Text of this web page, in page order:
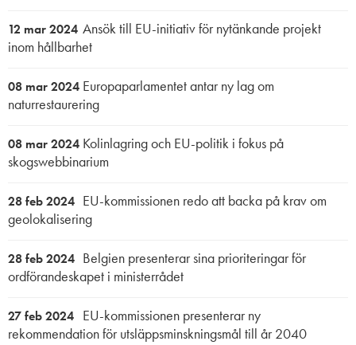
12 mar 2024 Ansök till EU-initiativ för nytänkande projekt
inom hållbarhet
08 mar 2024 Europaparlamentet antar ny lag om
naturrestaurering
08 mar 2024 Kolinlagring och EU-politik i fokus på
skogswebbinarium
28 feb 2024 EU-kommissionen redo att backa på krav om
geolokalisering
28 feb 2024 Belgien presenterar sina prioriteringar för
ordförandeskapet i ministerrådet
27 feb 2024 EU-kommissionen presenterar ny
rekommendation för utsläppsminskningsmål till år 2040